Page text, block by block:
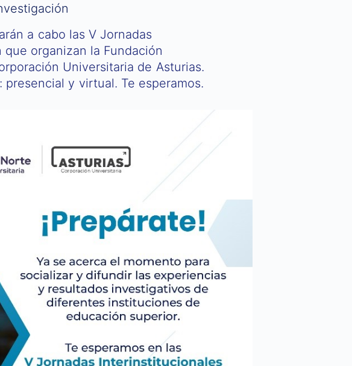
a cabo las V Jornadas
organizan la Fundación
Universitaria de Asturias.
y virtual. Te esperamos.